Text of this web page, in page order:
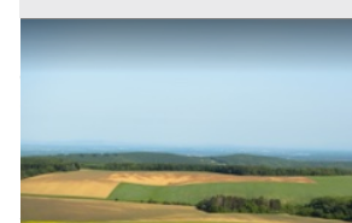
Terreni all'asta a Padova
Codice asta:AJ7366868
Asta chiusa